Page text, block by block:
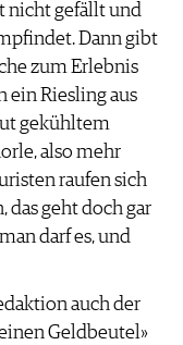
nicht gefällt und
Dann gibt
zum Erlebnis
ein Riesling aus
gekühltem
also mehr
raufen sich
das geht doch gar
darf es, und
auch der
Geldbeutel»